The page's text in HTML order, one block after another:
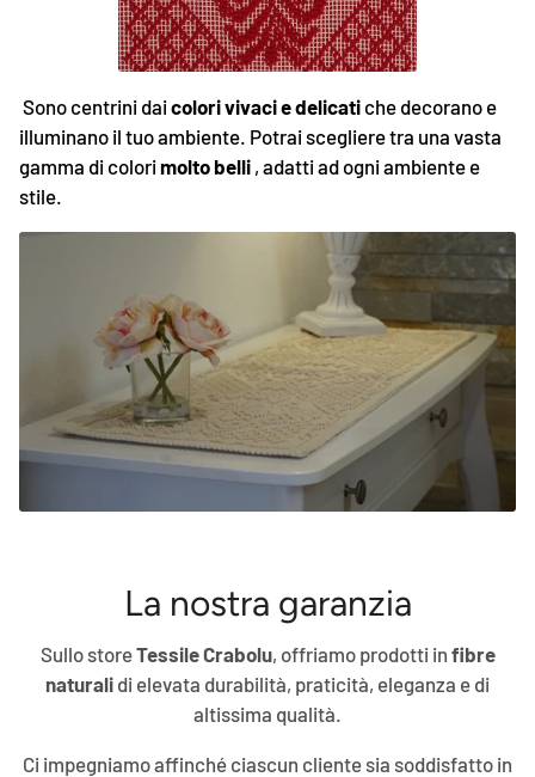
Sono centrini daicolori vivaci e delicati che decorano e
illuminano il tuo ambiente. Potrai scegliere tra una vasta
gamma di colorimolto belli , adatti ad ogni ambiente e
stile.
La nostra garanzia
Sullo storeTessile Crabolu, offriamo prodotti in fibre
naturali di elevata durabilità, praticità, eleganza e di
altissima qualità.
Ci impegniamo affinché ciascun cliente sia soddisfatto in